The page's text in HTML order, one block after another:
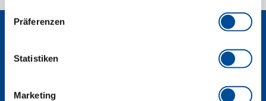
Präferenzen
Statistiken
Marketing